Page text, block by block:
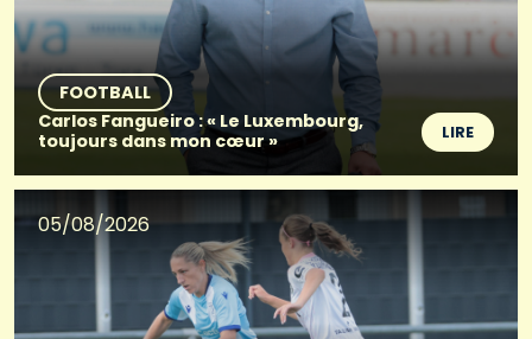
FOOTBALL
Carlos Fangueiro : « Le Luxembourg,
toujours dans mon cœur »
LIRE
05/08/2026